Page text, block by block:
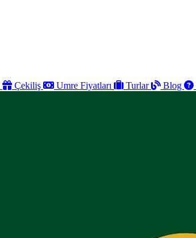
Çekiliş Umre Fiyatları Turlar Blog